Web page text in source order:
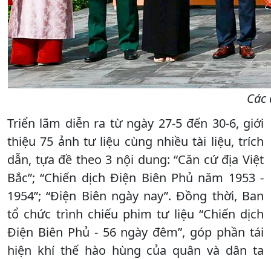
Triển lãm diễn ra từ ngày 27-5 đến 30-6, giới
thiệu 75 ảnh tư liệu cùng nhiều tài liệu, trích
dẫn, tựa đề theo 3 nội dung: “Căn cứ địa Việt
Bắc”; “Chiến dịch Điện Biên Phủ năm 1953 -
1954”; “Điện Biên ngày nay”. Đồng thời, Ban
tổ chức trình chiếu phim tư liệu “Chiến dịch
Điện Biên Phủ - 56 ngày đêm”, góp phần tái
hiện khí thế hào hùng của quân và dân ta